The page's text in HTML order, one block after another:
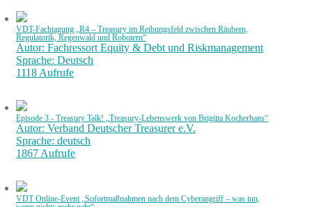
VDT-Fachtagung „R4 – Treasury im Reibungsfeld zwischen Räubern,
Regulatorik, Regenwald und Robotern“
Autor: Fachressort Equity & Debt und Riskmanagement
Sprache: Deutsch
1118 Aufrufe
Episode 3 - Treasury Talk! „Treasury-Lebenswerk von Brigitta Kocherhans“
Autor: Verband Deutscher Treasurer e.V.
Sprache: deutsch
1867 Aufrufe
VDT Online-Event „Sofortmaßnahmen nach dem Cyberangriff – was tun,